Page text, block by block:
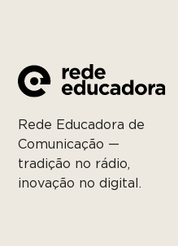
Rede Educadora de
Comunicação —
tradição no rádio,
inovação no digital.